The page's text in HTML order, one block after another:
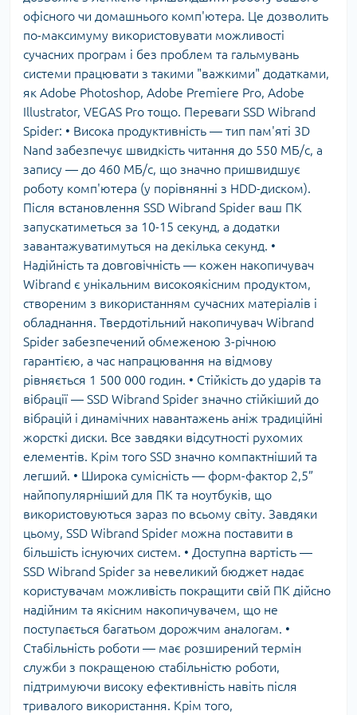
офісного чи домашнього комп'ютера. Це дозволить
по-максимуму використовувати можливості
сучасних програм і без проблем та гальмувань
системи працювати з такими "важкими" додатками,
як Adobe Photoshop, Adobe Premiere Pro, Adobe
Illustrator, VEGAS Pro тощо. Переваги SSD Wibrand
Spider: • Висока продуктивність — тип пам'яті 3D
Nand забезпечує швидкість читання до 550 МБ/с, а
запису — до 460 МБ/с, що значно пришвидшує
роботу комп'ютера (у порівнянні з HDD-диском).
Після встановлення SSD Wibrand Spider ваш ПК
запускатиметься за 10-15 секунд, а додатки
завантажуватимуться на декілька секунд. •
Надійність та довговічність — кожен накопичувач
Wibrand є унікальним високоякісним продуктом,
створеним з використанням сучасних матеріалів і
обладнання. Твердотільний накопичувач Wibrand
Spider забезпечений обмеженою 3-річною
гарантією, а час напрацювання на відмову
рівняється 1 500 000 годин. • Стійкість до ударів та
вібрації — SSD Wibrand Spider значно стійкіший до
вібрацій і динамічних навантажень аніж традиційні
жорсткі диски. Все завдяки відсутності рухомих
елементів. Крім того SSD значно компактніший та
легший. • Широка сумісність — форм-фактор 2,5”
найпопулярніший для ПК та ноутбуків, що
використовуються зараз по всьому світу. Завдяки
цьому, SSD Wibrand Spider можна поставити в
більшість існуючих систем. • Доступна вартість —
SSD Wibrand Spider за невеликий бюджет надає
користувачам можливість покращити свій ПК дійсно
надійним та якісним накопичувачем, що не
поступається багатьом дорожчим аналогам. •
Стабільність роботи — має розширений термін
служби з покращеною стабільністю роботи,
підтримуючи високу ефективність навіть після
тривалого використання. Крім того,